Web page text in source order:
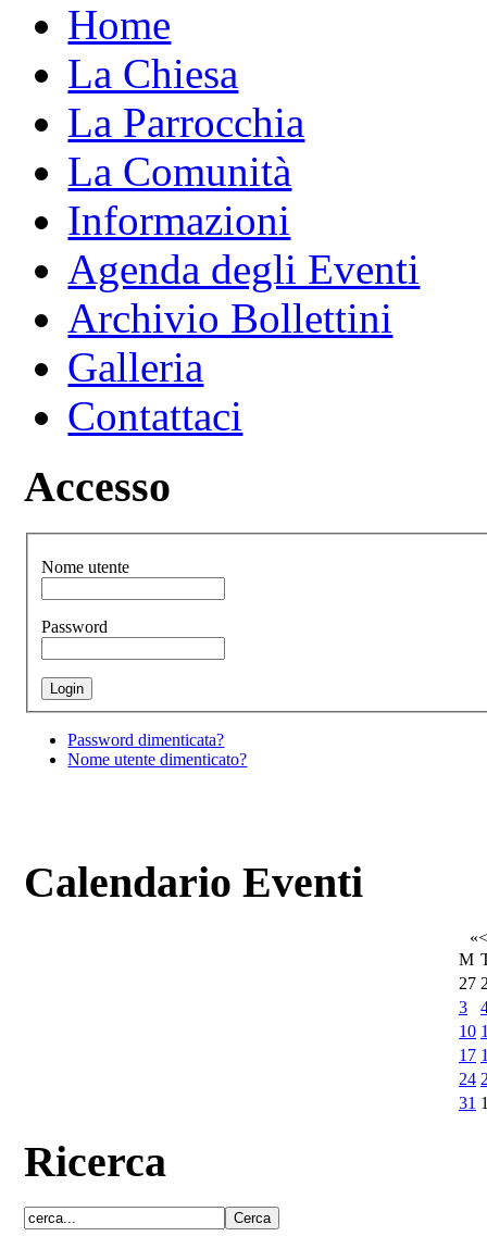
Home
La Chiesa
La Parrocchia
La Comunità
Informazioni
Agenda degli Eventi
Archivio Bollettini
Galleria
Contattaci
Accesso
Nome utente
Password
Password dimenticata?
Nome utente dimenticato?
Calendario Eventi
«<
M
27
3
10
17
24
31
Ricerca